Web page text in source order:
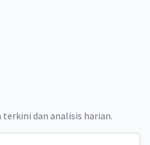
dan analisis harian.